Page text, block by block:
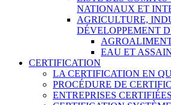
NATIONAUX ET
AGRICULTURE,
DÉVELOPPEMENT
EAU ET
CERTIFICATION
LA CERTIFICATION EN
PROCÉDURE DE
ENTREPRISES